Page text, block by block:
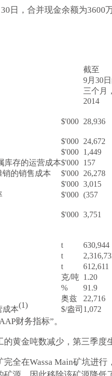
日，合并现金余额为3600
截至
9月30
三个月，
2014
$'000 28,936
$'000 24,672
$'000 1,449
库存的运营成本$'000 157
的销售成本
$'000 26,278
$'000 3,015
$'000 (357
$'000 3,751
t 630,944
t
t 612,611
克/吨 1.20
% 91.9
奥兹 22,716
成本(1) $/盎司 1,072
财务指标”。
的黄金吨数减少，第三季度
完全在Wassa Main矿坑进